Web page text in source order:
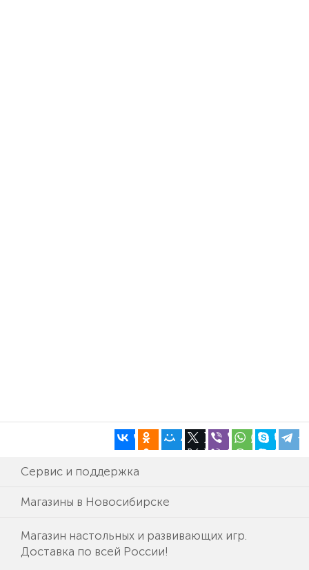
Сервис и поддержка
Магазины в Новосибирске
Магазин настольных и развивающих игр.
Доставка по всей России!